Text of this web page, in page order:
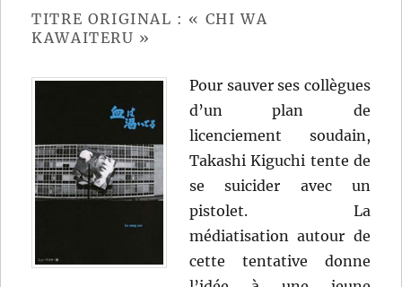
TITRE ORIGINAL : « CHI WA
KAWAITERU »
Pour sauver ses collègues
d’un plan de
licenciement soudain,
Takashi Kiguchi tente de
se suicider avec un
pistolet. La
médiatisation autour de
cette tentative donne